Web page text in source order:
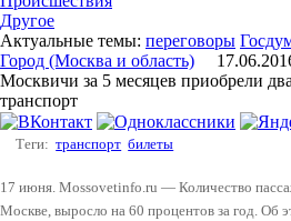
Другое
Актуальные темы: переговоры
Город (Москва и область)
Москвичи за 5 месяцев приобрели
транспорт
Теги: транспорт билеты
17 июня. Mossovetinfo.ru — Количество
Москве, выросло на 60 процентов за год. Об